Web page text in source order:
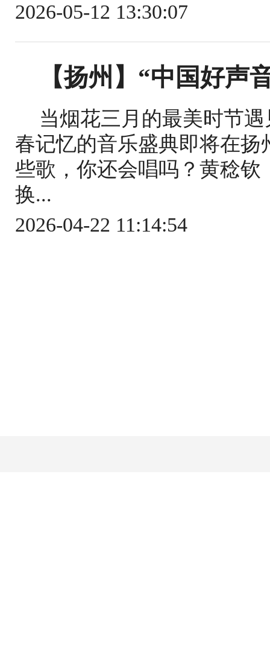
2026-05-12 13:30:07
【扬州】“中国好声
当烟花三月的最美时节
春记忆的音乐盛典即将在
些歌，你还会唱吗？黄稔
换...
2026-04-22 11:14:54